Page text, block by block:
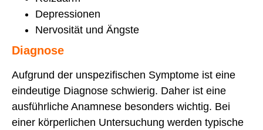
Depressionen
Nervosität und Ängste
Diagnose
Aufgrund der unspezifischen Symptome ist eine
eindeutige Diagnose schwierig. Daher ist eine
ausführliche Anamnese besonders wichtig. Bei
einer körperlichen Untersuchung werden typische